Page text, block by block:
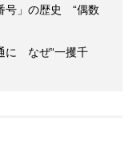
号」の歴史 “偶数
に なぜ“一攫千